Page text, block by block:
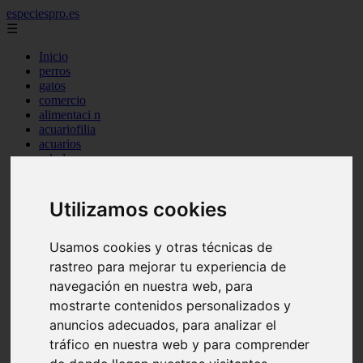
Utilizamos cookies
Usamos cookies y otras técnicas de
rastreo para mejorar tu experiencia de
navegación en nuestra web, para
mostrarte contenidos personalizados y
anuncios adecuados, para analizar el
tráfico en nuestra web y para comprender
especiespro.es
☰
Inicio
perros
gatos
comercio
alimentaci n
acuariofilia
acuarios
salud
mantenimiento
aves
bienestar
peque os mam feros
verano
legislaci n
peluquer a
accesorios
peluquer a canina
complementos